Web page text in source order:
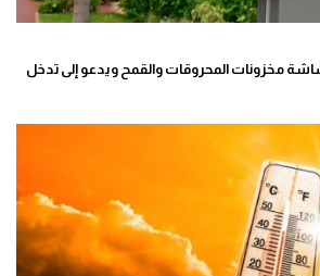
مخزونات المحروقات والقمح ويدعو إلى تدخل